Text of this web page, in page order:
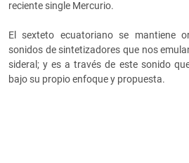
reciente single Mercurio.
El sexteto ecuatoriano se mantiene
sonidos de sintetizadores que nos
sideral; y es a través de este sonido
bajo su propio enfoque y propuesta.